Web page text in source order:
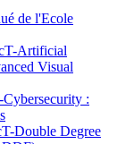
de l'Ecole
Artificial
Visual
:
Double Degree